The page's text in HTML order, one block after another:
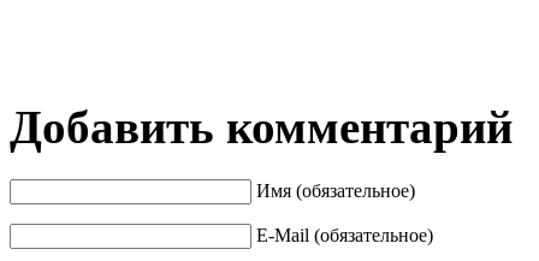
Добавить комментарий
Имя (обязательное)
E-Mail (обязательное)